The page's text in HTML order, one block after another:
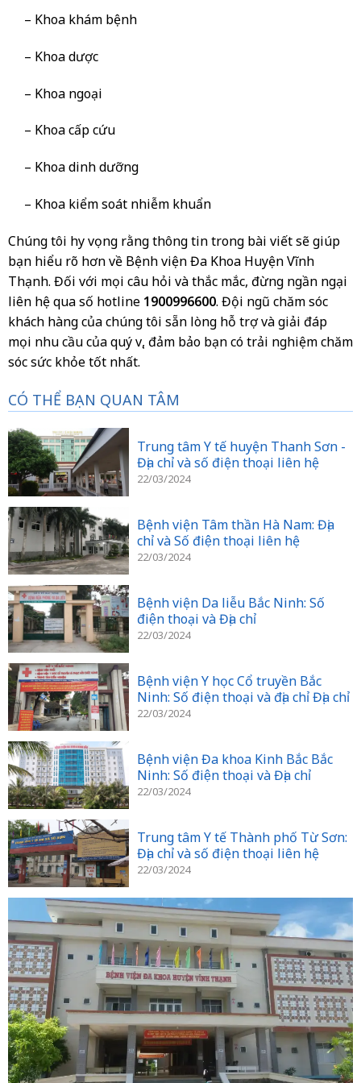
– Khoa khám bệnh
– Khoa dược
– Khoa ngoại
– Khoa cấp cứu
– Khoa dinh dưỡng
– Khoa kiểm soát nhiễm khuẩn
Chúng tôi hy vọng rằng thông tin trong bài viết sẽ giúp
bạn hiểu rõ hơn về Bệnh viện Đa Khoa Huyện Vĩnh
Thạnh. Đối với mọi câu hỏi và thắc mắc, đừng ngần ngại
liên hệ qua số hotline 1900996600. Đội ngũ chăm sóc
khách hàng của chúng tôi sẵn lòng hỗ trợ và giải đáp
mọi nhu cầu của quý vị, đảm bảo bạn có trải nghiệm chăm
sóc sức khỏe tốt nhất.
CÓ THỂ BẠN QUAN TÂM
Trung tâm Y tế huyện Thanh Sơn -
Địa chỉ và số điện thoại liên hệ
22/03/2024
Bệnh viện Tâm thần Hà Nam: Địa
chỉ và Số điện thoại liên hệ
22/03/2024
Bệnh viện Da liễu Bắc Ninh: Số
điện thoại và Địa chỉ
22/03/2024
Bệnh viện Y học Cổ truyền Bắc
Ninh: Số điện thoại và địa chỉ Địa chỉ
22/03/2024
Bệnh viện Đa khoa Kinh Bắc Bắc
Ninh: Số điện thoại và Địa chỉ
22/03/2024
Trung tâm Y tế Thành phố Từ Sơn:
Địa chỉ và số điện thoại liên hệ
22/03/2024